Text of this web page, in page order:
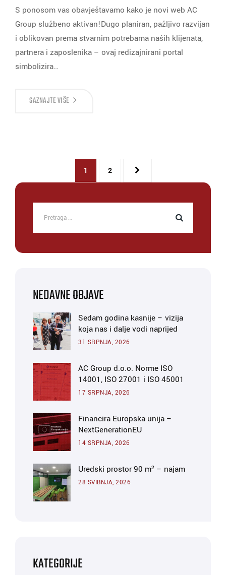
S ponosom vas obavještavamo kako je novi web AC
Group službeno aktivan!Dugo planiran, pažljivo razvijan
i oblikovan prema stvarnim potrebama naših klijenata,
partnera i zaposlenika – ovaj redizajnirani portal
simbolizira…
SAZNAJTE VIŠE
1 2
NEDAVNE OBJAVE
Sedam godina kasnije – vizija
koja nas i dalje vodi naprijed
31 SRPNJA, 2026
AC Group d.o.o. Norme ISO
14001, ISO 27001 i ISO 45001
17 SRPNJA, 2026
Financira Europska unija –
NextGenerationEU
14 SRPNJA, 2026
Uredski prostor 90 m² – najam
28 SVIBNJA, 2026
KATEGORIJE